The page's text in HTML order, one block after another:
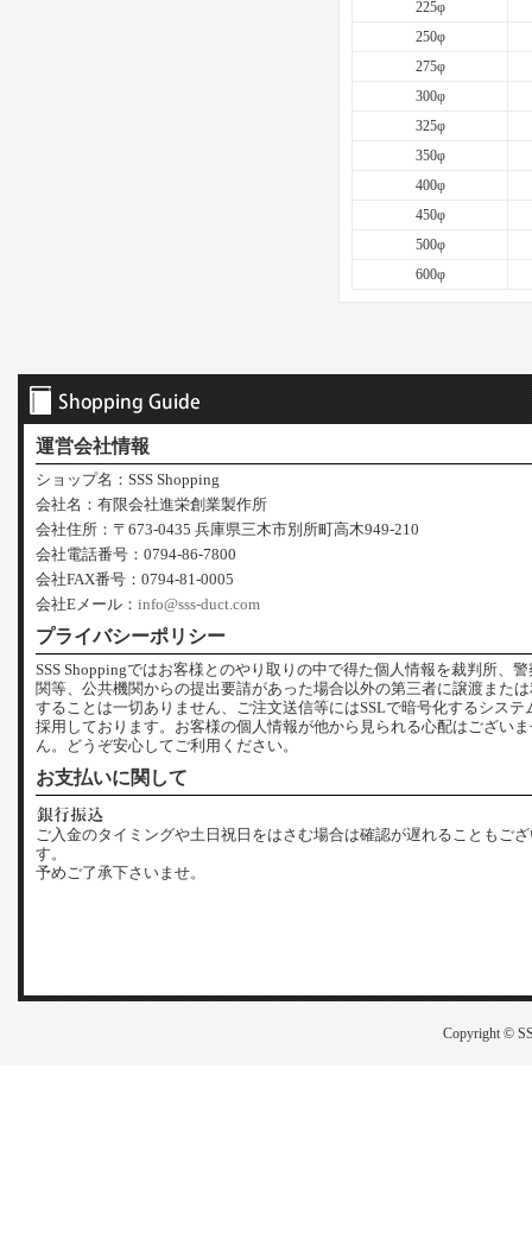
225φ
250φ
275φ
300φ
325φ
350φ
400φ
450φ
500φ
600φ
運営会社情報
ショップ名：SSS Shopping
会社名：有限会社進栄創業製作所
会社住所：〒673-0435 兵庫県三木市別所町高木949-210
会社電話番号：0794-86-7800
会社FAX番号：0794-81-0005
会社Eメール： info@sss-duct.com
プライバシーポリシー
SSS Shoppingではお客様とのやり取りの中で得た個人情報を裁判所、
関等、公共機関からの提出要請があった場合以外の第三者に譲渡また
することは一切ありません、ご注文送信等にはSSLで暗号化するシステ
採用しております。お客様の個人情報が他から見られる心配はござい
ん。どうぞ安心してご利用ください。
お支払いに関して
ご入金のタイミングや土日祝日をはさむ場合は確認が遅れることもご
す。
予めご了承下さいませ。
Copyright ©